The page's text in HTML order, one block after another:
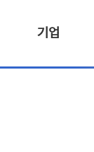
기업